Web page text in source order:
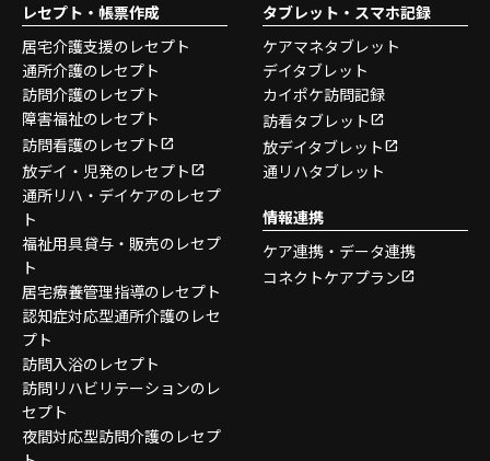
レセプト・帳票作成
居宅介護支援のレセプト
通所介護のレセプト
訪問介護のレセプト
障害福祉のレセプト
訪問看護のレセプト
放デイ・児発のレセプト
通所リハ・デイケアのレセプ
ト
福祉用具貸与・販売のレセプ
ト
居宅療養管理指導のレセプト
認知症対応型通所介護のレセ
プト
訪問入浴のレセプト
訪問リハビリテーションのレ
セプト
夜間対応型訪問介護のレセプ
タブレット・スマホ記録
ケアマネタブレット
デイタブレット
カイポケ訪問記録
訪看タブレット
放デイタブレット
通リハタブレット
情報連携
ケア連携・データ連携
コネクトケアプラン